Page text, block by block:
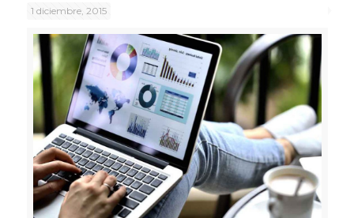
1 diciembre, 2015